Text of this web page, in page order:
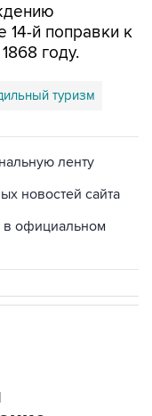
14-й поправки к
году.
туризм
ленту
новостей сайта
в официальном